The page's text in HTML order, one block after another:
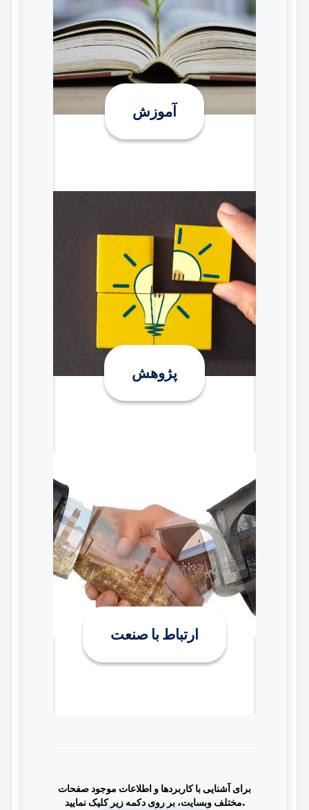
آموزش
پژوهش
ارتباط با صنعت
برای آشنایی با کاربردها و اطلاعات موجود صفحات
مختلف وبسایت، بر روی دکمه زیر کلیک نمایید.